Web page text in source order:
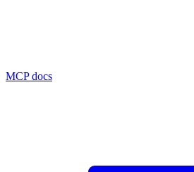
MCP docs